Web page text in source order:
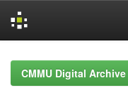
navigationCMMU Digital Archive